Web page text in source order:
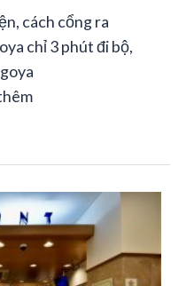
cách cổng ra
chỉ 3 phút đi bộ,